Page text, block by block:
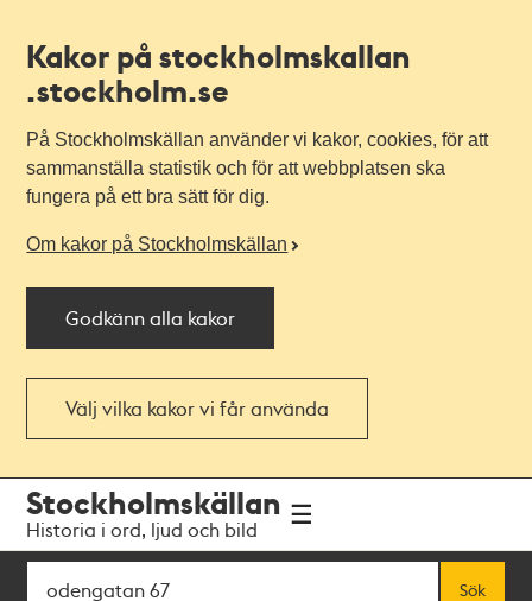
Kakor på stockholmskallan
.stockholm.se
På Stockholmskällan använder vi kakor, cookies, för att
sammanställa statistik och för att webbplatsen ska
fungera på ett bra sätt för dig.
Om kakor på Stockholmskällan
Godkänn alla kakor
Välj vilka kakor vi får använda
navigationen
huvudinnehållet
Stockholmskällan
Historia i ord, ljud och bild
Sök
Sök